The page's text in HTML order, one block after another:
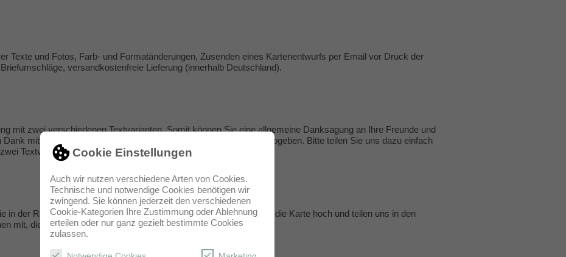
Cookie Einstellungen
Auch wir nutzen verschiedene Arten von Cookies.
Technische und notwendige Cookies benötigen wir
zwingend. Sie können jederzeit den verschiedenen
Cookie-Kategorien Ihre Zustimmung oder Ablehnung
erteilen oder nur ganz gezielt bestimmte Cookies
zulassen.
Texte und Fotos, Farb- und Formatänderungen, Zusenden eines Kartenentwurfs per Email vor Druck der
versandkostenfreie Lieferung (innerhalb Deutschland).
mit zwei verschiedenen Textvarianten. Somit können Sie eine allgemeine Danksagung an Ihre Freunde und
mit extra Text bei Ihrer Hebamme, Frauenarzt, Geburtsklinik abgeben. Bitte teilen Sie uns dazu einfach
Textvarianten mit.
in der Registerkarte "Fotos & Texte" in diesem Artikel Ihre Fotos für die Karte hoch und teilen uns in den
mit, die auf der Karte platziert werden sollen.